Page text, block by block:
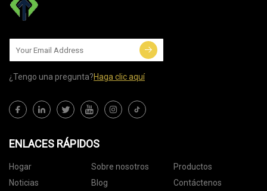
¿Tengo una pregunta?Haga clic aquí
ENLACES RÁPIDOS
Hogar Sobre nosotros
Productos
Noticias
Blog Contáctenos